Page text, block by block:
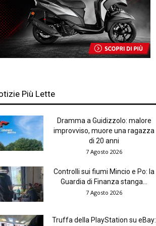
Più Lette
Dramma a Guidizzolo: malore
improvviso, muore una ragazza
di 20 anni
7 Agosto 2026
Controlli sui fiumi Mincio e Po: la
Guardia di Finanza stanga...
7 Agosto 2026
Truffa della PlayStation su eBay: